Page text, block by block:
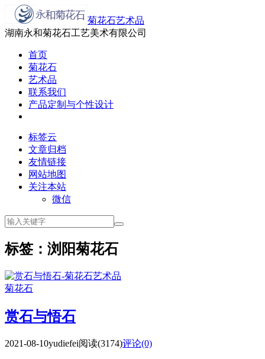
菊花石艺术品
湖南永和菊花石工艺美术有限公司
首页
菊花石
艺术品
联系我们
产品定制与个性设计
标签云
文章归档
友情链接
网站地图
关注本站
微信
标签：浏阳菊花石
菊花石
赏石与悟石
2021-08-10yudiefei阅读(3174)评论(0)